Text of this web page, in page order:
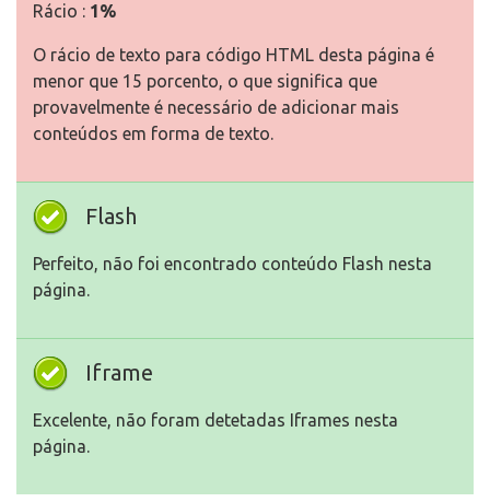
Rácio : 1%
O rácio de texto para código HTML desta página é
menor que 15 porcento, o que significa que
provavelmente é necessário de adicionar mais
conteúdos em forma de texto.
Flash
Perfeito, não foi encontrado conteúdo Flash nesta
página.
Iframe
Excelente, não foram detetadas Iframes nesta
página.